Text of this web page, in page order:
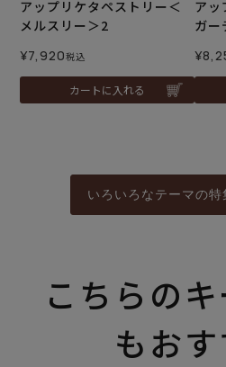
アップリケタペストリー＜
メルスリー＞2
¥7,920税込
カートに入れる
アッ
ガー
¥
いろいろなテーマの
こちらの
もお